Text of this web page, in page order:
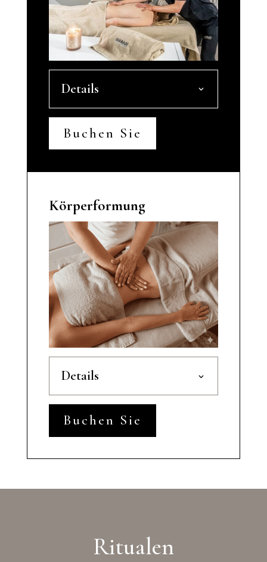
Details
Buchen Sie
Körperformung
Details
Buchen Sie
Ritualen